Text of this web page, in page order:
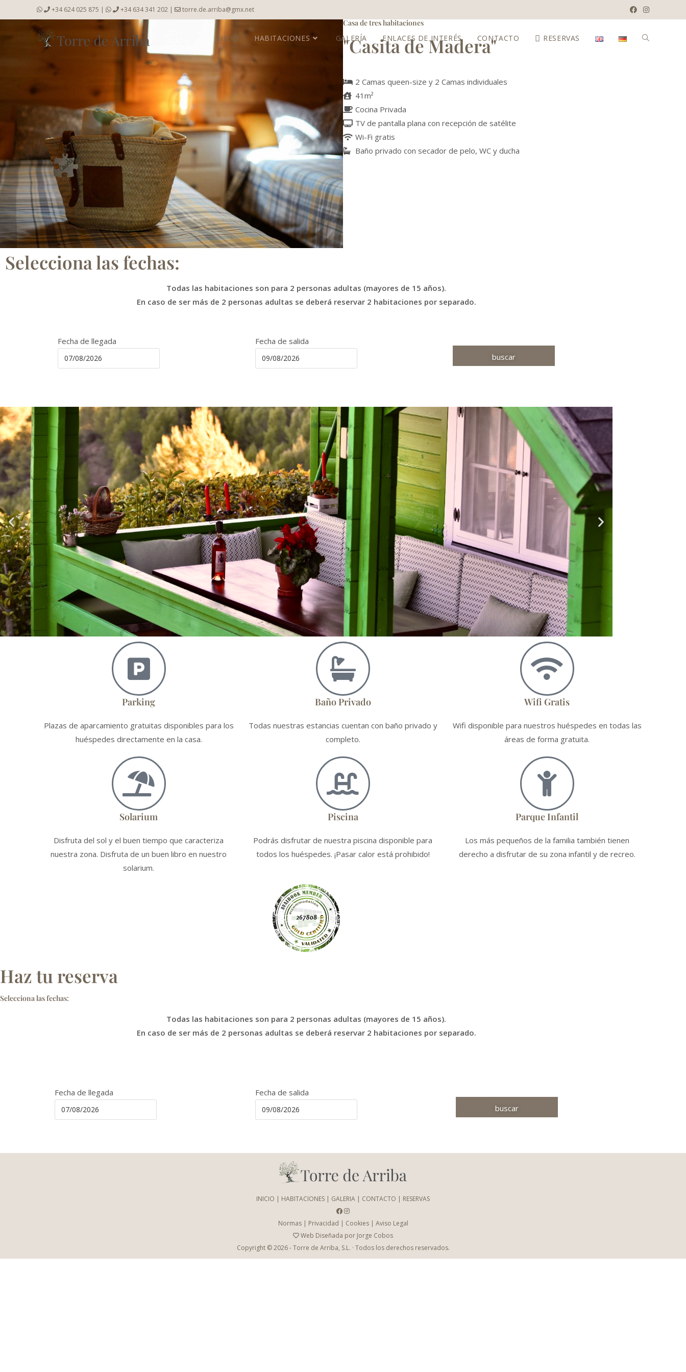
+34 624 025 875 | +34 634 341 202 | torre.de.arriba@gmx.net
INICIO HABITACIONES GALERÍA ENLACES DE INTERÉS CONTACTO RESERVAS
Casa de tres habitaciones
"Casita de Madera"
2 Camas queen-size y 2 Camas individuales
41m²
Cocina Privada
TV de pantalla plana con recepción de satélite
Wi-Fi gratis
Baño privado con secador de pelo, WC y ducha
Selecciona las fechas:
Todas las habitaciones son para 2 personas adultas (mayores de 15 años).
En caso de ser más de 2 personas adultas se deberá reservar 2 habitaciones por separado.
Fecha de llegada
Fecha de salida
buscar
Parking
Plazas de aparcamiento gratuitas disponibles para los
huéspedes directamente en la casa.
Baño Privado
Todas nuestras estancias cuentan con baño privado y
completo.
Wifi Gratis
Wifi disponible para nuestros huéspedes en todas las
áreas de forma gratuita.
Solarium
Disfruta del sol y el buen tiempo que caracteriza
nuestra zona. Disfruta de un buen libro en nuestro
solarium.
Piscina
Podrás disfrutar de nuestra piscina disponible para
todos los huéspedes. ¡Pasar calor está prohibido!
Parque Infantil
Los más pequeños de la familia también tienen
derecho a disfrutar de su zona infantil y de recreo.
Haz tu reserva
Selecciona las fechas:
Todas las habitaciones son para 2 personas adultas (mayores de 15 años).
En caso de ser más de 2 personas adultas se deberá reservar 2 habitaciones por separado.
Fecha de llegada
Fecha de salida
buscar
INICIO | HABITACIONES | GALERIA | CONTACTO | RESERVAS
Normas| Privacidad | Cookies| Aviso Legal
Web Diseñada por Jorge Cobos
Copyright © 2026 - Torre de Arriba, S.L. · Todos los derechos reservados.